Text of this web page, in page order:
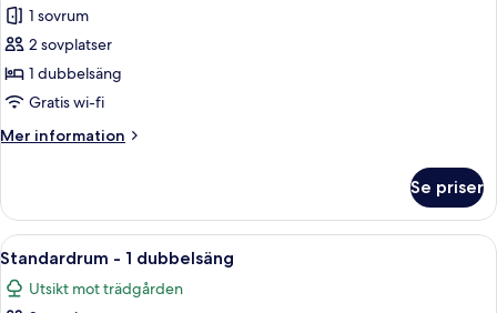
utsikt
mot
trädgården
för
Privilege
-
Dubbelrum
1
1 sovrum
2 sovplatser
1 dubbelsäng
Gratis wi-fi
Mer information
Mer
-
Dubbelrum
-
dubbelsäng
Se priser
Öppna
alla
foton
Ett hotellrum med en stor säng, en
3
Standardrum - 1 dubbelsäng
Utsikt mot trädgården